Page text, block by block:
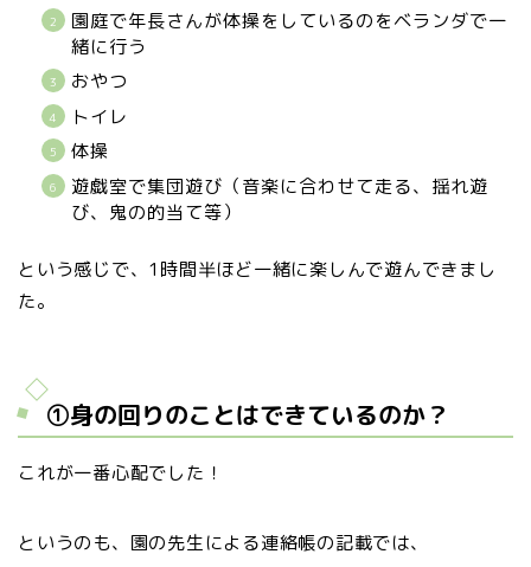
園庭で年長さんが体操をしているのをベランダで一
緒に行う
おやつ
トイレ
体操
遊戯室で集団遊び（音楽に合わせて走る、揺れ遊
び、鬼の的当て等）
という感じで、1時間半ほど一緒に楽しんで遊んできまし
た。
①身の回りのことはできているのか？
これが一番心配でした！
というのも、園の先生による連絡帳の記載では、